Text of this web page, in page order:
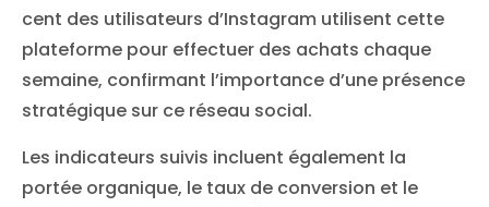
cent des utilisateurs d’Instagram utilisent cette
plateforme pour effectuer des achats chaque
semaine, confirmant l’importance d’une présence
stratégique sur ce réseau social.
Les indicateurs suivis incluent également la
portée organique, le taux de conversion et le